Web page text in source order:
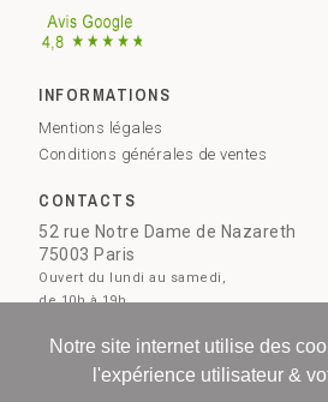
INFORMATIONS
Mentions légales
Conditions générales de ventes
CONTACTS
52 rue Notre Dame de Nazareth
75003 Paris
Ouvert du lundi au samedi,
de 10h à 19h.
09 73 51 28 78
Contactez-nous
Notre site internet utilise des
l'expérience utilisateur &